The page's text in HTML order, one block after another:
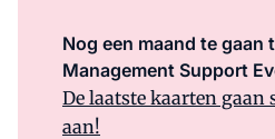
Nog een maand te gaan
Management Support
De laatste kaarten gaan
aan!